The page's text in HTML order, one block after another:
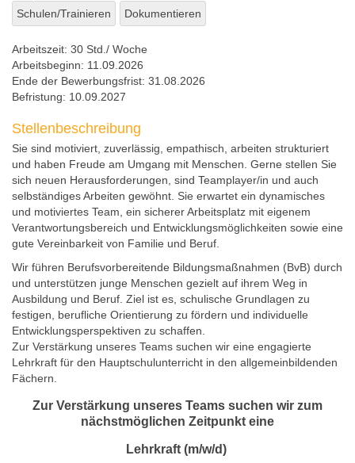
Schulen/Trainieren
Dokumentieren
Arbeitszeit: 30 Std./ Woche
Arbeitsbeginn: 11.09.2026
Ende der Bewerbungsfrist: 31.08.2026
Befristung: 10.09.2027
Stellenbeschreibung
Sie sind motiviert, zuverlässig, empathisch, arbeiten strukturiert
und haben Freude am Umgang mit Menschen. Gerne stellen Sie
sich neuen Herausforderungen, sind Teamplayer/in und auch
selbständiges Arbeiten gewöhnt. Sie erwartet ein dynamisches
und motiviertes Team, ein sicherer Arbeitsplatz mit eigenem
Verantwortungsbereich und Entwicklungsmöglichkeiten sowie eine
gute Vereinbarkeit von Familie und Beruf.
Wir führen Berufsvorbereitende Bildungsmaßnahmen (BvB) durch
und unterstützen junge Menschen gezielt auf ihrem Weg in
Ausbildung und Beruf. Ziel ist es, schulische Grundlagen zu
festigen, berufliche Orientierung zu fördern und individuelle
Entwicklungsperspektiven zu schaffen.
Zur Verstärkung unseres Teams suchen wir eine engagierte
Lehrkraft für den Hauptschulunterricht in den allgemeinbildenden
Fächern.
Zur Verstärkung unseres Teams suchen wir zum
nächstmöglichen Zeitpunkt eine
Lehrkraft (m/w/d)